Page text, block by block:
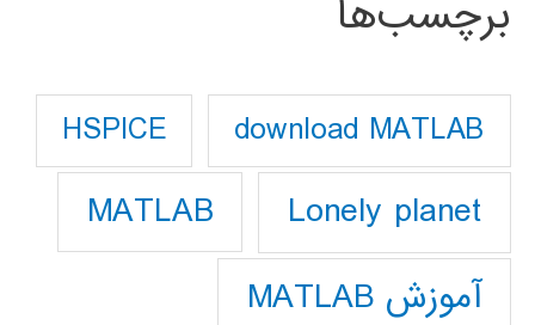
برچسب‌ها
download MATLAB
HSPICE
Lonely planet
MATLAB
آموزش MATLAB